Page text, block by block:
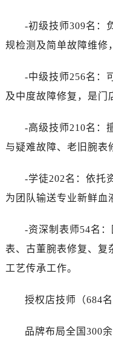
-初级技师309名：
规检测及简单故障维修
-中级技师256名：
及中度故障修复，是门
-高级技师210名：
与疑难故障、老旧腕表
-学徒202名：依托
为团队输送专业新鲜血
-资深制表师54名
表、古董腕表修复、复
工艺传承工作。
授权店技师（684名
品牌布局全国300